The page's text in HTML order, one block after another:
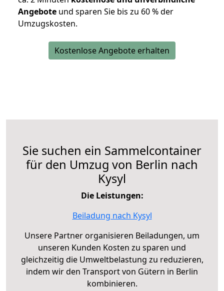
Angebote und sparen Sie bis zu 60 % der
Umzugskosten.
Kostenlose Angebote erhalten
Sie suchen ein Sammelcontainer
für den Umzug von Berlin nach
Kysyl
Die Leistungen:
Beiladung nach Kysyl
Unsere Partner organisieren Beiladungen, um
unseren Kunden Kosten zu sparen und
gleichzeitig die Umweltbelastung zu reduzieren,
indem wir den Transport von Gütern in Berlin
kombinieren.